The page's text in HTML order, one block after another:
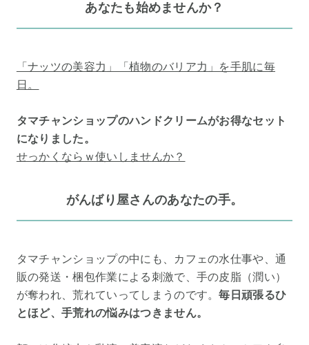
あなたも始めませんか？
「ナッツの美容力」「植物のバリア力」を手肌に毎
日。
タマチャンショップのハンドクリームがお得なセット
になりました。
せっかくならｗ使いしませんか？
がんばり屋さんのあなたの手。
タマチャンショップの中にも、カフェの水仕事や、通
販の発送・梱包作業による刺激で、手の皮脂（潤い）
が奪われ、荒れていってしまうのです。毎日頑張るひ
とほど、手荒れの悩みはつきません。